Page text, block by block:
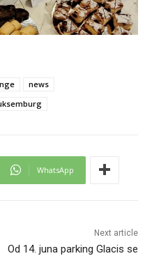
news
WhatsApp
Next article
Od 14. juna parking Glacis se